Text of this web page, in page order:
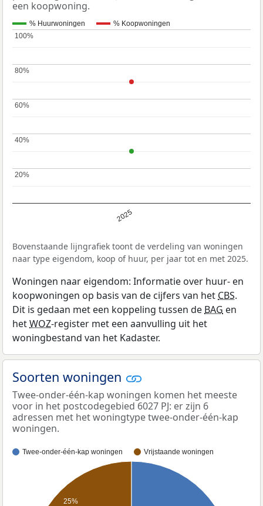
een koopwoning.
% Huurwoningen % Koopwoningen
2025
20%
20%
40%
40%
60%
60%
80%
80%
100%
100%
Bovenstaande lijngrafiek toont de verdeling van woningen
naar type eigendom, koop of huur, per jaar tot en met 2025.
Woningen naar eigendom: Informatie over huur- en
koopwoningen op basis van de cijfers van het CBS.
Dit is gedaan met een koppeling tussen de BAG en
hetWOZ-register met een aanvulling uit het
woningbestand van het Kadaster.
Soorten woningen
Twee-onder-één-kap woningen komen het meeste
voor in het postcodegebied 6027 PJ: er zijn 6
adressen met het woningtype twee-onder-één-kap
woningen.
Twee-onder-één-kap woningen Vrijstaande woningen
25%